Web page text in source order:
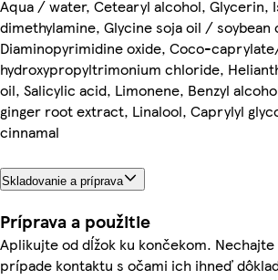
Aqua / water, Cetearyl alcohol,
dimethylamine, Glycine soja oil /
Diaminopyrimidine oxide, Coco-
hydroxypropyltrimonium chloride,
oil, Salicylic acid, Limonene, Benzyl
ginger root extract, Linalool, Caprylyl
cinnamal
Skladovanie a príprava
Príprava a použitie
Aplikujte od dĺžok ku končekom.
prípade kontaktu s očami ich ihneď